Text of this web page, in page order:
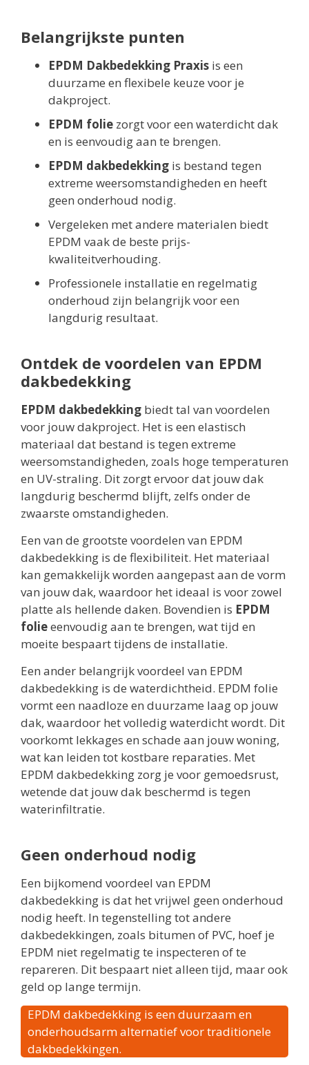
Belangrijkste punten
EPDM Dakbedekking Praxis is een
duurzame en flexibele keuze voor je
dakproject.
EPDM folie zorgt voor een waterdicht dak
en is eenvoudig aan te brengen.
EPDM dakbedekking is bestand tegen
extreme weersomstandigheden en heeft
geen onderhoud nodig.
Vergeleken met andere materialen biedt
EPDM vaak de beste prijs-
kwaliteitverhouding.
Professionele installatie en regelmatig
onderhoud zijn belangrijk voor een
langdurig resultaat.
Ontdek de voordelen van EPDM
dakbedekking
EPDM dakbedekking biedt tal van voordelen
voor jouw dakproject. Het is een elastisch
materiaal dat bestand is tegen extreme
weersomstandigheden, zoals hoge temperaturen
en UV-straling. Dit zorgt ervoor dat jouw dak
langdurig beschermd blijft, zelfs onder de
zwaarste omstandigheden.
Een van de grootste voordelen van EPDM
dakbedekking is de flexibiliteit. Het materiaal
kan gemakkelijk worden aangepast aan de vorm
van jouw dak, waardoor het ideaal is voor zowel
platte als hellende daken. Bovendien is EPDM
folieeenvoudig aan te brengen, wat tijd en
moeite bespaart tijdens de installatie.
Een ander belangrijk voordeel van EPDM
dakbedekking is de waterdichtheid. EPDM folie
vormt een naadloze en duurzame laag op jouw
dak, waardoor het volledig waterdicht wordt. Dit
voorkomt lekkages en schade aan jouw woning,
wat kan leiden tot kostbare reparaties. Met
EPDM dakbedekking zorg je voor gemoedsrust,
wetende dat jouw dak beschermd is tegen
waterinfiltratie.
Geen onderhoud nodig
Een bijkomend voordeel van EPDM
dakbedekking is dat het vrijwel geen onderhoud
nodig heeft. In tegenstelling tot andere
dakbedekkingen, zoals bitumen of PVC, hoef je
EPDM niet regelmatig te inspecteren of te
repareren. Dit bespaart niet alleen tijd, maar ook
geld op lange termijn.
EPDM dakbedekking is een duurzaam en
onderhoudsarm alternatief voor traditionele
dakbedekkingen.